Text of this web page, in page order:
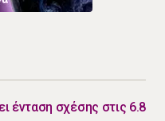
ένταση σχέσης στις 6.8